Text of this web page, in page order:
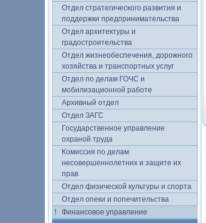
Отдел стратегического развития и
поддержки предпринимательства
Отдел архитектуры и
градостроительства
Отдел жизнеобеспечения, дорожного
хозяйства и транспортных услуг
Отдел по делам ГОЧС и
мобилизационной работе
Архивный отдел
Отдел ЗАГС
Государственное управление
охраной труда
Комиссия по делам
несовершеннолетних и защите их
прав
Отдел физической культуры и спорта
Отдел опеки и попечительства
Финансовое управление